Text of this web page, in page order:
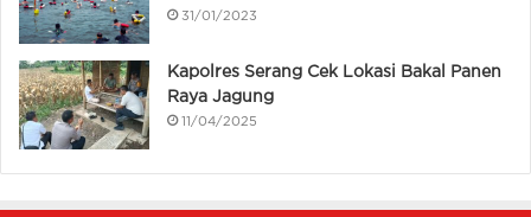
31/01/2023
Kapolres Serang Cek Lokasi Bakal Panen
Raya Jagung
11/04/2025